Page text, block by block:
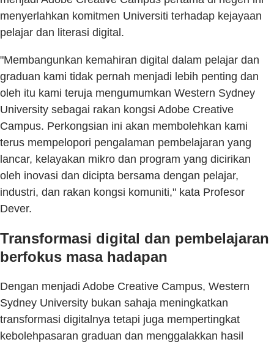
menyerlahkan komitmen Universiti terhadap kejayaan
pelajar dan literasi digital.
"Membangunkan kemahiran digital dalam pelajar dan
graduan kami tidak pernah menjadi lebih penting dan
oleh itu kami teruja mengumumkan Western Sydney
University sebagai rakan kongsi Adobe Creative
Campus. Perkongsian ini akan membolehkan kami
terus mempelopori pengalaman pembelajaran yang
lancar, kelayakan mikro dan program yang dicirikan
oleh inovasi dan dicipta bersama dengan pelajar,
industri, dan rakan kongsi komuniti," kata Profesor
Dever.
Transformasi digital dan pembelajaran
berfokus masa hadapan
Dengan menjadi Adobe Creative Campus, Western
Sydney University bukan sahaja meningkatkan
transformasi digitalnya tetapi juga mempertingkat
kebolehpasaran graduan dan menggalakkan hasil